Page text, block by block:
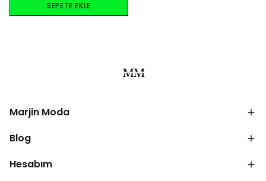
SEPETE EKLE
Marjin Moda
Blog
Hesabım